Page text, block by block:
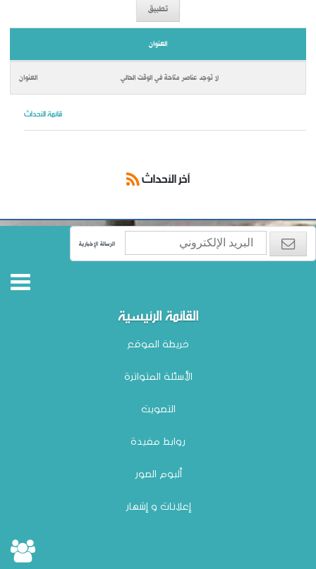
تطبيق
قائمة الأحداث
العنوان
لا توجد عناصر متاحة في الوقت الحالي
آخر الأحداث
الرسالة الإخبارية
القائمة الرئيسية
خريطة الموقع
الأسئلة المتواترة
التصويت
روابط مفيدة
ألبوم الصور
إعلانات و إشهار